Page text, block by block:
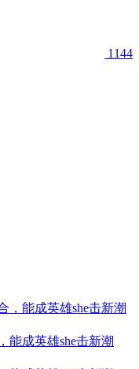
1144
能成英雄she击新潮